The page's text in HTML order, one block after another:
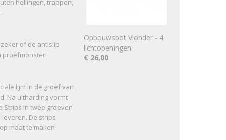
hellingen, trappen,
of de antislip
lijm in de groef van
Na uitharding vormt
Strips in twee groeven
De strips
maat te maken
Opbouwspot Vlonder - 4
lichtopeningen
€ 26,00